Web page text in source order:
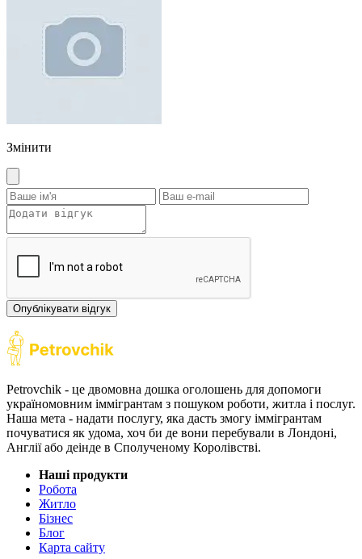
Змінити
Опублікувати відгук
Petrovchik - це двомовна дошка оголошень для допомоги
україномовним іммігрантам з пошуком роботи, житла і послуг.
Наша мета - надати послугу, яка дасть змогу іммігрантам
почуватися як удома, хоч би де вони перебували в Лондоні,
Англії або деінде в Сполученому Королівстві.
Наші продукти
Робота
Житло
Бізнес
Блог
Карта сайту